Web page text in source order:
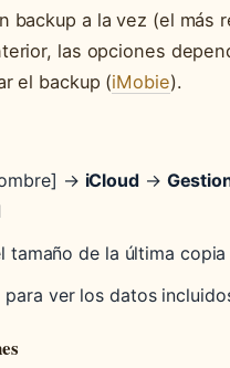
backup a la vez (el más
las opciones
el backup (iMobie).
→ iCloud→
tamaño de la última copia
ver los datos